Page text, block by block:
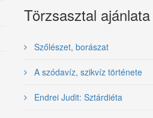
Törzsasztal ajánlata
Szőlészet, borászat
A szódavíz, szikvíz története
Endrei Judit: Sztárdiéta